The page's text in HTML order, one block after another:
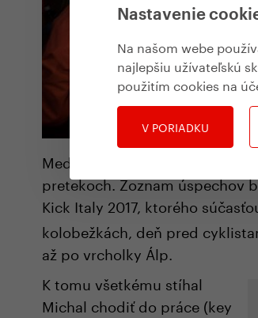
Nastavenie
Na našom webe
najlepšiu užívateľskú
použitím cookies na
V PORIADKU
Medzičasom pozbieral všetky
pretekoch. Zoznam úspechov
Kick Italy 2017, ktorého
kolobežkách, deň pred
až po vrcholky Álp.
K tomu všetkému stíhal
Michal chodiť do práce (key